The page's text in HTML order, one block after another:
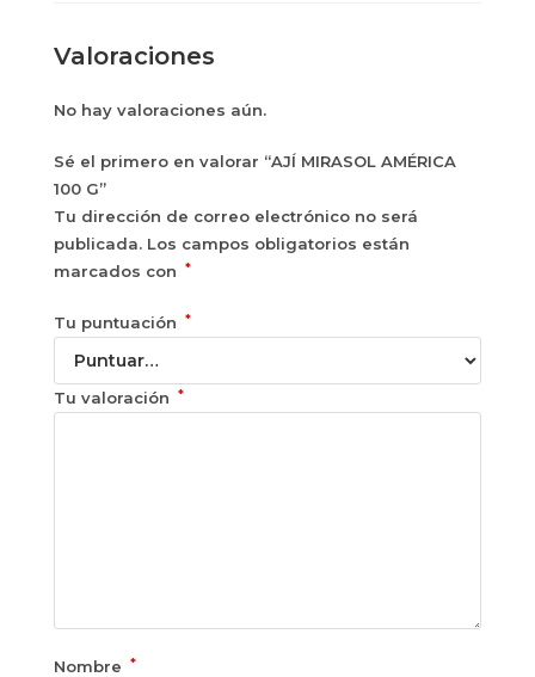
Valoraciones
No hay valoraciones aún.
Sé el primero en valorar “AJÍ MIRASOL AMÉRICA
100 G”
Tu dirección de correo electrónico no será
publicada. Los campos obligatorios están
marcados con
*
Tu puntuación *
Tu valoración *
Nombre *